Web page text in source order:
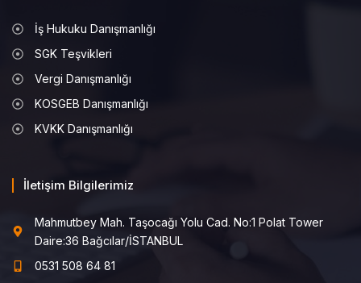
İş Hukuku Danışmanlığı
SGK Teşvikleri
Vergi Danışmanlığı
KOSGEB Danışmanlığı
KVKK Danışmanlığı
İletişim Bilgilerimiz
Mahmutbey Mah. Taşocağı Yolu Cad. No:1 Polat Tower
Daire:36 Bağcılar/İSTANBUL
0531 508 64 81